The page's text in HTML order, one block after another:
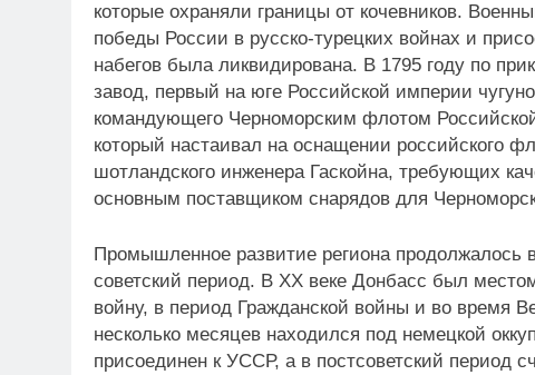
которые охраняли границы от кочевников.
победы России в русско-турецких войнах и
набегов была ликвидирована. В 1795 году по
завод, первый на юге Российской империи
командующего Черноморским флотом
который настаивал на оснащении российского
шотландского инженера Гаскойна, требующих
основным поставщиком снарядов для
Промышленное развитие региона
советский период. В ХХ веке Донбасс был
войну, в период Гражданской войны и во время
несколько месяцев находился под немецкой
присоединен к УССР, а в постсоветский период